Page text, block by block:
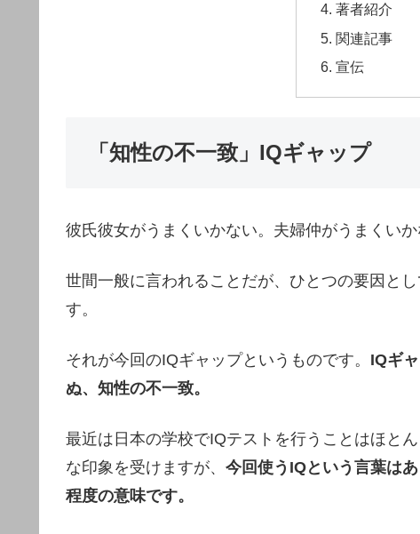
著者紹介
関連記事
宣伝
「知性の不一致」IQギャップ
彼氏彼女がうまくいかない。夫婦仲がうまくいか
世間一般に言われることだが、ひとつの要因と
す。
それが今回のIQギャップというものです。 IQギ
ぬ、知性の不一致。
最近は日本の学校でIQテストを行うことはほと
な印象を受けますが、 今回使うIQという言葉は
程度の意味です。